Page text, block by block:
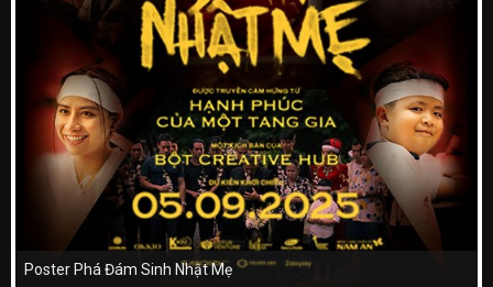
Poster Phá Đám Sinh Nhật Mẹ